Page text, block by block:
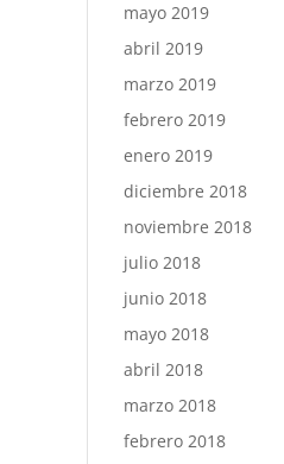
mayo 2019
abril 2019
marzo 2019
febrero 2019
enero 2019
diciembre 2018
noviembre 2018
julio 2018
junio 2018
mayo 2018
abril 2018
marzo 2018
febrero 2018